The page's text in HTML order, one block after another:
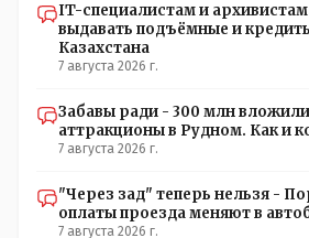
противоречие. Вы считаете иначе?
IT-специалистам и
выдавать подъёмные и
Казахстана
7 августа 2026 г.
Забавы ради - 300 млн
аттракционы в Рудном. Как и
7 августа 2026 г.
"Через зад" теперь нельзя -
оплаты проезда меняют в
7 августа 2026 г.